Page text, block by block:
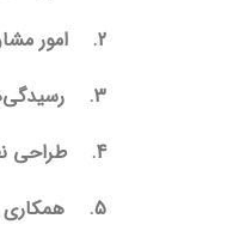
2.
امور
3.
4.
طراحی
5.